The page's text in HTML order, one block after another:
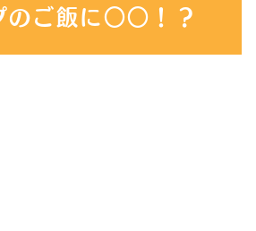
のご飯に○○！？